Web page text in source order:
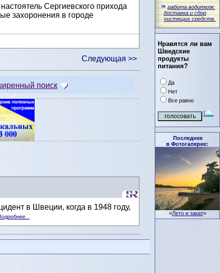
работа водителя:
доставка и сбор
чистящих средств.
Нравятся ли вам
Шведские
продукты
питания?
Да
Нет
Все равно
Последнее
в Фотогалерее:
«Лето и закат»
Сергиевского прихода
захоронения в городе
Следующая >>
поиск
в Швеции, когда в 1948 году,